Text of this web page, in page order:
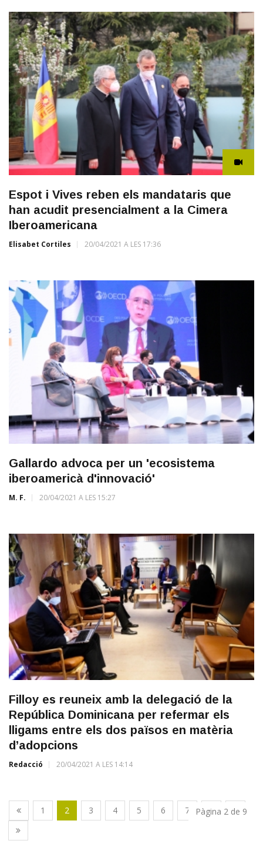
Espot i Vives reben els mandataris que
han acudit presencialment a la Cimera
Iberoamericana
Elisabet Cortiles 20/04/2021 A LES 17:36
Gallardo advoca per un 'ecosistema
iberoamericà d'innovació'
M. F. 20/04/2021 A LES 15:27
Filloy es reuneix amb la delegació de la
República Dominicana per refermar els
lligams entre els dos països en matèria
d’adopcions
Redacció 20/04/2021 A LES 14:14
1 2 3 4 5 6 7 8 9
Pàgina 2 de 9